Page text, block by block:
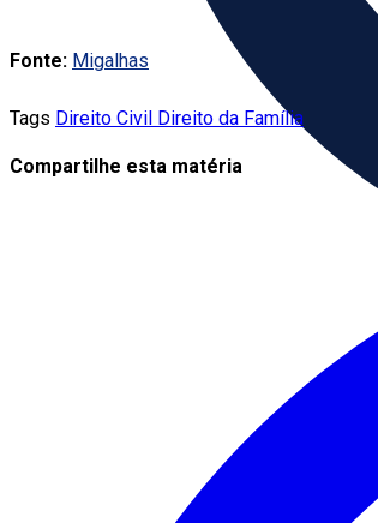
Fonte: Migalhas
Tags Direito Civil Direito da Família
Compartilhe esta matéria